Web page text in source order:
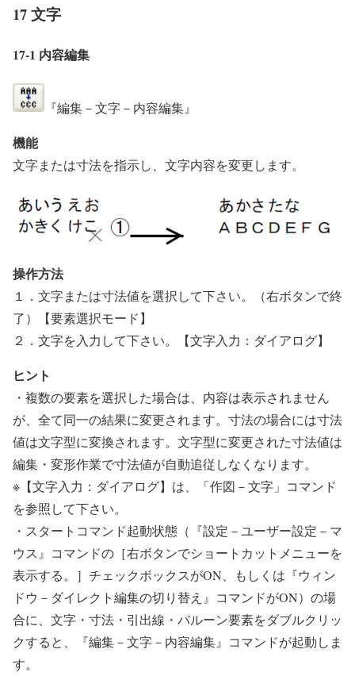
17 文字
17-1 内容編集
『編集－文字－内容編集』
機能
文字または寸法を指示し、文字内容を変更します。
操作方法
１．文字または寸法値を選択して下さい。（右ボタンで終
了）【要素選択モード】
２．文字を入力して下さい。【文字入力：ダイアログ】
ヒント
・複数の要素を選択した場合は、内容は表示されません
が、全て同一の結果に変更されます。寸法の場合には寸法
値は文字型に変換されます。文字型に変更された寸法値は
編集・変形作業で寸法値が自動追従しなくなります。
※【文字入力：ダイアログ】は、「作図－文字」コマンド
を参照して下さい。
・スタートコマンド起動状態（『設定－ユーザー設定－マ
ウス』コマンドの［右ボタンでショートカットメニューを
表示する。］チェックボックスがON、もしくは『ウィン
ドウ－ダイレクト編集の切り替え』コマンドがON）の場
合に、文字・寸法・引出線・バルーン要素をダブルクリッ
クすると、『編集－文字－内容編集』コマンドが起動しま
す。